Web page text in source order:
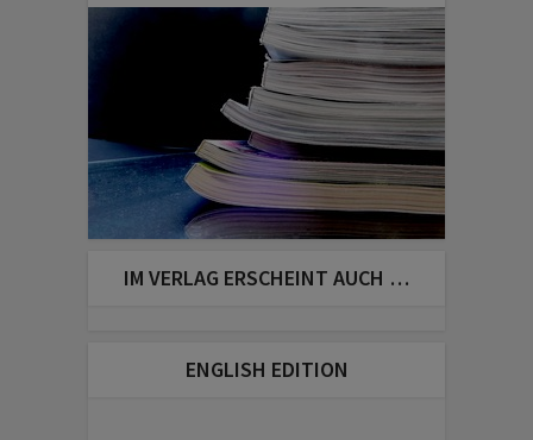
IM VERLAG ERSCHEINT AUCH …
ENGLISH EDITION